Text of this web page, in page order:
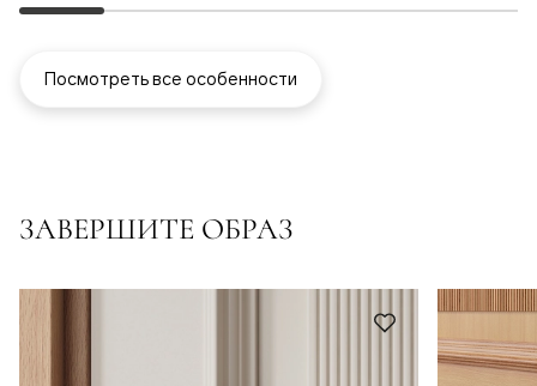
Посмотреть все особенности
ЗАВЕРШИТЕ ОБРАЗ